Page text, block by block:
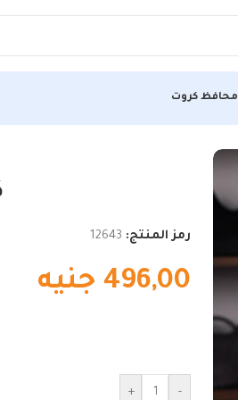
محافظ كروت
رمز المنتج: 12643
496,00 جنيه
-
+